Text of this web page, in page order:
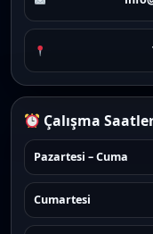
Çalışma
Pazartesi – Cuma
Cumartesi